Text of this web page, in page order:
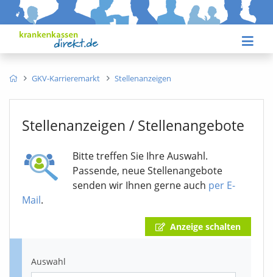
GKV-Karrieremarkt Stellenanzeigen
Stellenanzeigen / Stellenangebote
Bitte treffen Sie Ihre Auswahl.
Passende, neue Stellenangebote
senden wir Ihnen gerne auch per E-
Mail.
Anzeige schalten
Auswahl